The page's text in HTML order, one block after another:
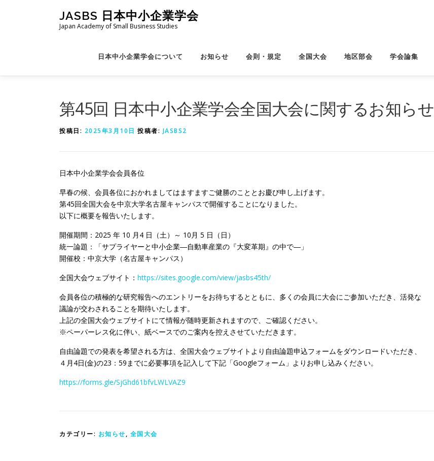
ス
JASBS 日本中小企業学会
Japan Academy of Small Business Studies
日本中小企業学会について お知らせ 会則・規定 全国大会 地区部会 学会論集
第45回 日本中小企業学会全国大会に関するお知らせ
投稿日: 2025年3月10日 投稿者: JASBS2
日本中小企業学会会員各位
早春の候、会員各位におかれましてはますますご健勝のこととお慶び申し上げます。
第45回全国大会を中京大学名古屋キャンパスで開催することになりました。
以下に概要を報告いたします。
開催期間：2025 年 10 月4 日（土）～ 10月 5 日（日）
統一論題：「サプライヤーと中小企業―自動車産業の『大変革期』の中で―」
開催校：中京大学（名古屋キャンパス）
全国大会ウェブサイト： https://sites.google.com/view/jasbs45th/
会員各位の積極的な研究報告へのエントリーをお待ちするとともに、多くの会員に大会にご参加いただき、活発な
議論が交わされることを期待いたします。
上記の全国大会ウェブサイトにて情報が随時更新されますので、ご確認ください。
※ペーパーレス化に伴い、紙ベースでのご案内を控えさせていただきます。
自由論題での発表を希望される方は、全国大会ウェブサイトより自由論題申込フォームをダウンロードいただき、
４月4日(金)の23：59までに必要事項を記入して下記「Googleフォーム」よりお申し込みください。
https://forms.gle/SjGhd61bfvLWLVAZ9
カテゴリー: お知らせ, 全国大会